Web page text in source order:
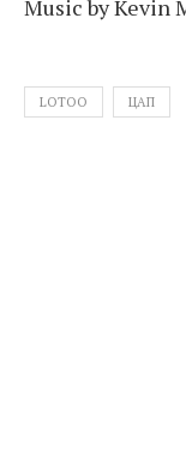
Music by Kevin
LOTOO ЦАП